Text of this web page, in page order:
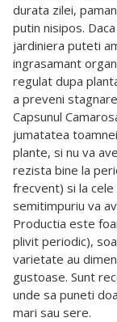
durata zilei,
putin nisipos.
jardiniera puteti
ingrasamant
regulat dupa
a preveni
Capsunul
jumatatea
plante, si nu va
rezista bine la
frecvent) si la
semitimpuriu va
Productia este
plivit periodic),
varietate au
gustoase. Sunt
unde sa puneti
mari sau sere.